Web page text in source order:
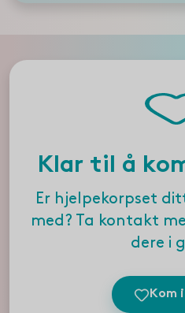
Klar til å
Er hjelpekorpset
med? Ta kontakt
dere i
Kom